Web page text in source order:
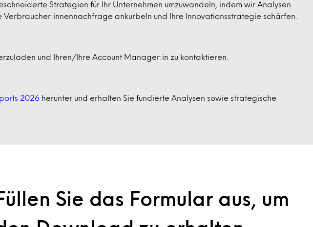
Strategien für Ihr Unternehmen umzuwandeln, indem wir Analysen
ankurbeln und Ihre Innovationsstrategie schärfen.
und Ihren/Ihre Account Manager:in zu kontaktieren.
2026 herunter und erhalten Sie fundierte Analysen sowie strategische
Sie das Formular aus, um